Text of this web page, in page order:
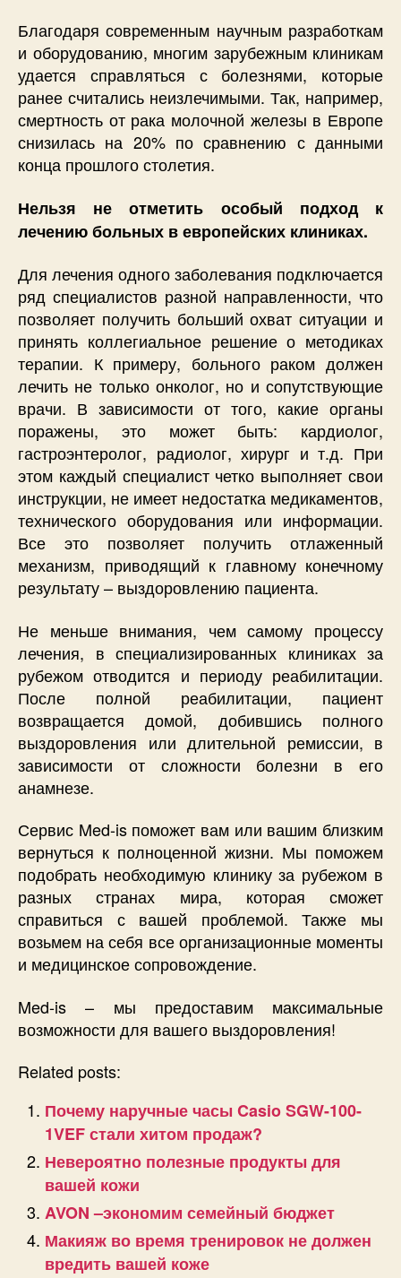
Благодаря современным научным разработкам
и оборудованию, многим зарубежным клиникам
удается справляться с болезнями, которые
ранее считались неизлечимыми. Так, например,
смертность от рака молочной железы в Европе
снизилась на 20% по сравнению с данными
конца прошлого столетия.
Нельзя не отметить особый подход к
лечению больных в европейских клиниках.
Для лечения одного заболевания подключается
ряд специалистов разной направленности, что
позволяет получить больший охват ситуации и
принять коллегиальное решение о методиках
терапии. К примеру, больного раком должен
лечить не только онколог, но и сопутствующие
врачи. В зависимости от того, какие органы
поражены, это может быть: кардиолог,
гастроэнтеролог, радиолог, хирург и т.д. При
этом каждый специалист четко выполняет свои
инструкции, не имеет недостатка медикаментов,
технического оборудования или информации.
Все это позволяет получить отлаженный
механизм, приводящий к главному конечному
результату – выздоровлению пациента.
Не меньше внимания, чем самому процессу
лечения, в специализированных клиниках за
рубежом отводится и периоду реабилитации.
После полной реабилитации, пациент
возвращается домой, добившись полного
выздоровления или длительной ремиссии, в
зависимости от сложности болезни в его
анамнезе.
Сервис Med-is поможет вам или вашим близким
вернуться к полноценной жизни. Мы поможем
подобрать необходимую клинику за рубежом в
разных странах мира, которая сможет
справиться с вашей проблемой. Также мы
возьмем на себя все организационные моменты
и медицинское сопровождение.
Med-is – мы предоставим максимальные
возможности для вашего выздоровления!
Related posts:
Почему наручные часы Casio SGW-100-
1VEF стали хитом продаж?
Невероятно полезные продукты для
вашей кожи
AVON –экономим семейный бюджет
Макияж во время тренировок не должен
вредить вашей коже